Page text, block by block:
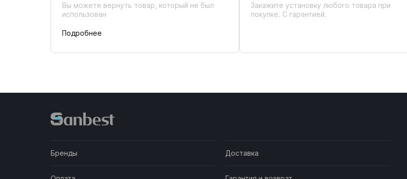
Вы можете вернуть товар, который не был
использован
Подробнее
Закажите установку любого товара при
покупке. С гарантией.
Бренды Доставка